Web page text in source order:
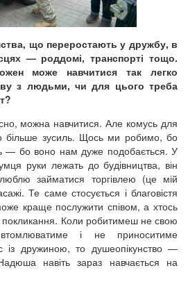
що переростають у дружбу, в
— роддомі, транспорті тощо.
може навчитися так легко
з людьми, чи для цього треба
можна навчитися. Але комусь для
більше зусиль. Щось ми робимо, бо
— бо воно нам дуже подобається. У
руки лежать до будівництва, він
займатися торгівлею (це мій
Те саме стосується і благовістя
краще послужити співом, а хтось
Коли робитимеш не свою
і не приноситиме
дружиною, то душеопікунство —
навіть зараз навчається на